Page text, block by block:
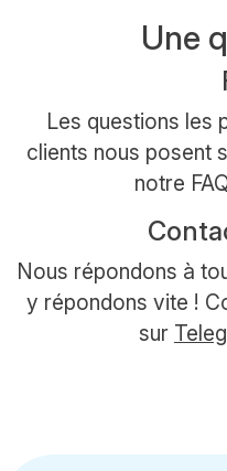
Une
Les questions les
clients nous posent
notre
Nous répondons à
y répondons vite !
sur